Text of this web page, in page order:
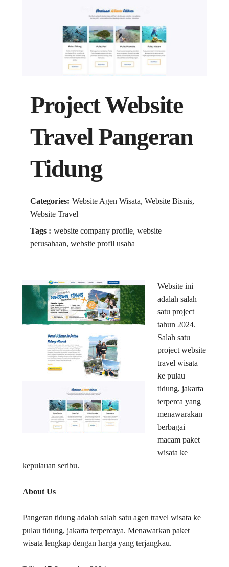
Project Website
Travel Pangeran
Tidung
Categories: Website Agen Wisata, Website Bisnis,
Website Travel
Tags : website company profile, website
perusahaan, website profil usaha
Website ini
adalah salah
satu project
tahun 2024.
Salah satu
project website
travel wisata
ke pulau
tidung, jakarta
terperca yang
menawarakan
berbagai
macam paket
wisata ke
kepulauan seribu.
About Us
Pangeran tidung adalah salah satu agen travel wisata ke
pulau tidung, jakarta terpercaya. Menawarkan paket
wisata lengkap dengan harga yang terjangkau.